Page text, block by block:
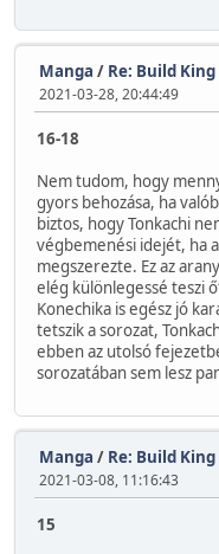
Manga / Re: Build King
2021-03-28, 20:44:49
16-18
Nem tudom, hogy
gyors behozása, ha
biztos, hogy Tonkachi
végbemenési idejét, ha
megszerezte. Ez az
elég különlegessé teszi
Konechika is egész jó
tetszik a sorozat,
ebben az utolsó
sorozatában sem lesz
Manga / Re: Build King
2021-03-08, 11:16:43
15